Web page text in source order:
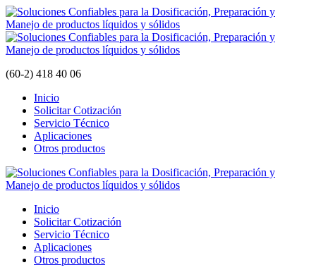
(60-2) 418 40 06
Inicio
Solicitar Cotización
Servicio Técnico
Aplicaciones
Otros productos
Inicio
Solicitar Cotización
Servicio Técnico
Aplicaciones
Otros productos